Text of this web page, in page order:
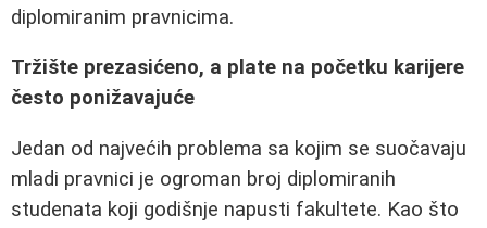
diplomiranim pravnicima.
Tržište prezasićeno, a plate na početku karijere
često ponižavajuće
Jedan od najvećih problema sa kojim se suočavaju
mladi pravnici je ogroman broj diplomiranih
studenata koji godišnje napusti fakultete. Kao što